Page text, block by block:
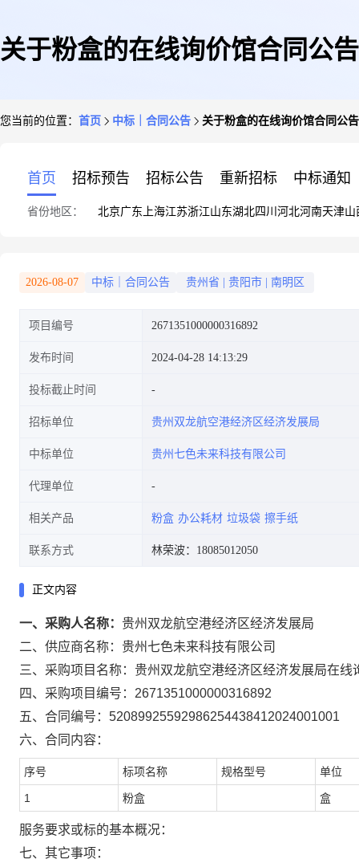
关于粉盒的在线询价馆合同公告
您当前的位置： 首页 中标｜合同公告 关于粉盒的在线询价馆合同公告
首页 招标预告 招标公告 重新招标 中标通知
省份地区： 北京广东 上海江苏浙江山东湖北四川 河北河南天津山
2026-08-07 中标｜合同公告 贵州省 贵阳市 南明区
项目编号 2671351000000316892
发布时间 2024-04-28 14:13:29
投标截止时间
招标单位 贵州双龙航空港经济区经济发展局
中标单位 贵州七色未来科技有限公司
代理单位
相关产品 粉盒 办公耗材 垃圾袋 擦手纸
联系方式 林荣波：18085012050
正文内容
一、采购人名称： 贵州双龙航空港经济区经济发展局
二、供应商名称： 贵州七色未来科技有限公司
三、采购项目名称： 贵州双龙航空港经济区经济发展局在线
四、采购项目编号： 2671351000000316892
五、合同编号： 52089925592986254438412024001001
六、合同内容：
序号 标项名称 规格型号 单位
1 粉盒 盒
服务要求或标的基本概况：
七、其它事项：